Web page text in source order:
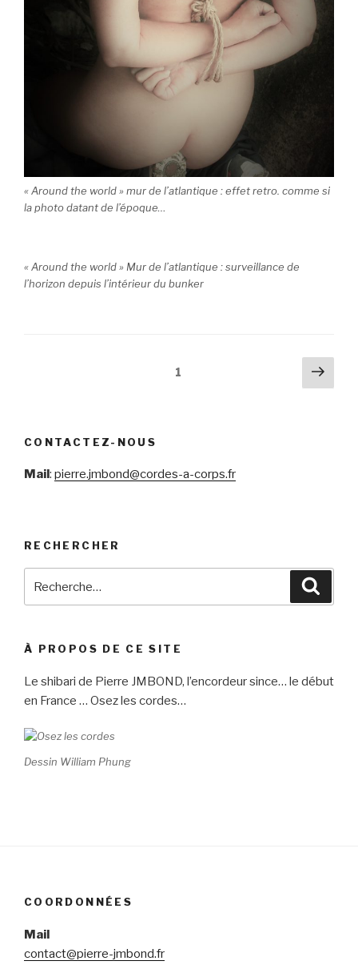
« Around the world » mur de l’atlantique : effet retro. comme si
la photo datant de l’époque…
« Around the world » Mur de l’atlantique : surveillance de
l’horizon depuis l’intérieur du bunker
1
CONTACTEZ-NOUS
Mail : pierre.jmbond@cordes-a-corps.fr
RECHERCHER
À PROPOS DE CE SITE
Le shibari de Pierre JMBOND, l’encordeur since… le début
en France … Osez les cordes…
Dessin William Phung
COORDONNÉES
Mail
contact@pierre-jmbond.fr